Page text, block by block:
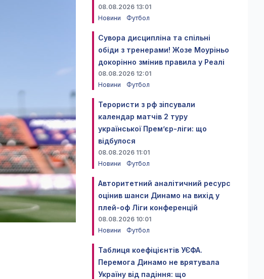
08.08.2026 13:01
Новини
Футбол
Сувора дисципліна та спільні
обіди з тренерами! Жозе Моуріньо
докорінно змінив правила у Реалі
08.08.2026 12:01
Новини
Футбол
Терористи з рф зіпсували
календар матчів 2 туру
української Прем’єр-ліги: що
відбулося
08.08.2026 11:01
Новини
Футбол
Авторитетний аналітичний ресурс
оцінив шанси Динамо на вихід у
плей-оф Ліги конференцій
08.08.2026 10:01
Новини
Футбол
Таблиця коефіцієнтів УЄФА.
Перемога Динамо не врятувала
Україну від падіння: що